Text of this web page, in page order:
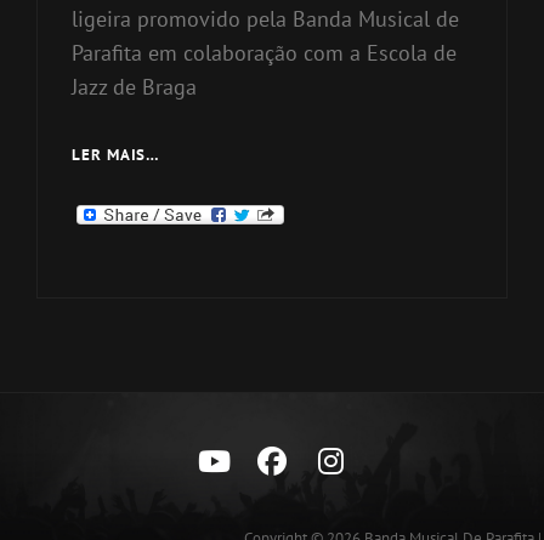
ligeira promovido pela Banda Musical de
Parafita em colaboração com a Escola de
Jazz de Braga
LER MAIS…
JAZZ,
YoutubeFacebookInstagram